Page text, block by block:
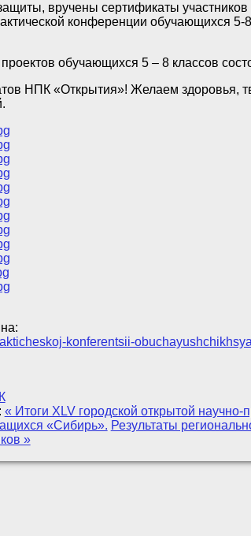
вручены сертификаты
конференции обучающихся 5-
обучающихся 5 – 8 классов
НПК «Открытия»! Желаем здоровья,
konferentsii-
« Итоги XLV городской открытой научно-
«Сибирь». Результаты
»